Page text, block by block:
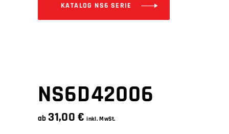
KATALOG NS6 SERIE
NS6D42006
ab 31,00€ inkl. MwSt.